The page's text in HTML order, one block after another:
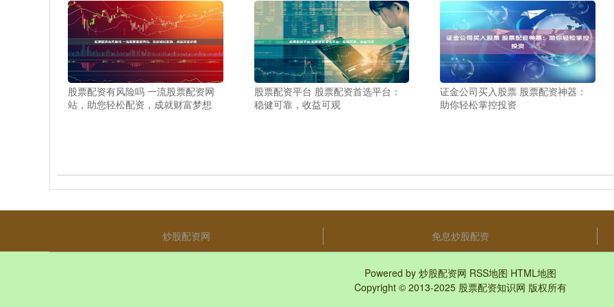
股票配资有风险吗 一流股票配资网
站，助您轻松配资，成就财富梦想
股票配资平台 股票配资首选平台：
稳健可靠，收益可观
证金公司买入股票 股票配资神器：
助你轻松掌控投资
炒股配资网 免息炒股配资
Powered by 炒股配资网 RSS地图 HTML地图
Copyright © 2013-2025 股票配资知识网 版权所有